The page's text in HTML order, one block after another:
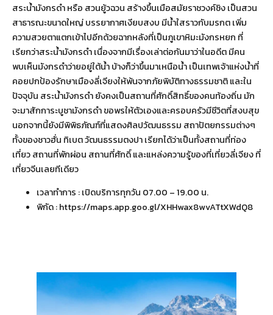
สระน้ำมังกรดำ หรือ สวนยู้วฉวน สร้างขึ้นเมือสมัยราชวงค์ชิง เป็นสวน
สาธารณะขนาดใหญ่ บรรยากาศเงียบสงบ มีน้ำใสราวกับมรกต เพิ่ม
ความสวยตาแตกเข้าไปอีกด้วยฉากหลังที่เป็นภูเขาหิมะมังกรหยก ที่
เรียกว่าสระน้ำมังกรดำ เนื่องจากมีเรื่องเล่าต่อกันมาว่าในอดีต มีคน
พบเห็นมังกรดำว่ายอยู่ใต้น้ำ บ้างก็ว่าขึ้นมาเหนือน้ำ เป็นเทพเจ้าแห่งน้ำที่
คอยปกป้องรักษาเมืองลี่เจียงให้พ้นจากภัยพิบัติทางธรรมชาติ และใน
ปัจจุบัน สระน้ำมังกรดำ ยังคงเป็นสถานที่ศักดิ์สิทธิ์ของคนท้องถิ่น มัก
จะมาสักการะบูชามังกรดำ ขอพรให้ตัวเองและครอบครัวมีชีวิตที่สงบสุข
นอกจากนี้ยังมีพิพิธภัณฑ์ที่แสดงศิลปวัฒนธรรม สถาปัตยกรรมต่างๆ
ทั้งของชาวฮั่น ทิเบต วัฒนธรรมตงปา เรียกได้ว่าเป็นทั้งสถานที่ท่อง
เที่ยว สถานที่พักผ่อน สถานที่ศักดิ์ และแหล่งความรู้ของที่เที่ยวลี่เจียง ที่
เที่ยวจีนเลยทีเดียว
เวลาทำการ : เปิดบริการทุกวัน 07.00 – 19.00 น.
พิกัด :https://maps.app.goo.gl/XHHwax8wvATtXWdQ8